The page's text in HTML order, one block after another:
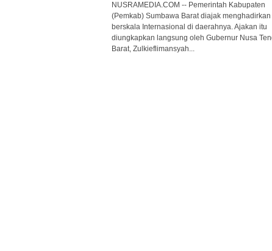
NUSRAMEDIA.COM -- Pemerintah Kabupaten
(Pemkab) Sumbawa Barat diajak menghadirkan
berskala Internasional di daerahnya. Ajakan itu
diungkapkan langsung oleh Gubernur Nusa
Barat, Zulkieflimansyah...